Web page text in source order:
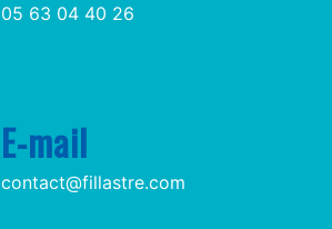
05 63 04 40 26
E-mail
contact@fillastre.com